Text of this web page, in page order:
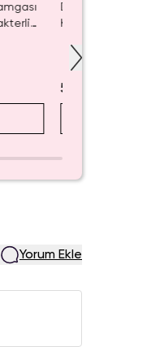
Disney Lisanslı
Klipsli Figür –
549,99 TL
Yorum Ekle